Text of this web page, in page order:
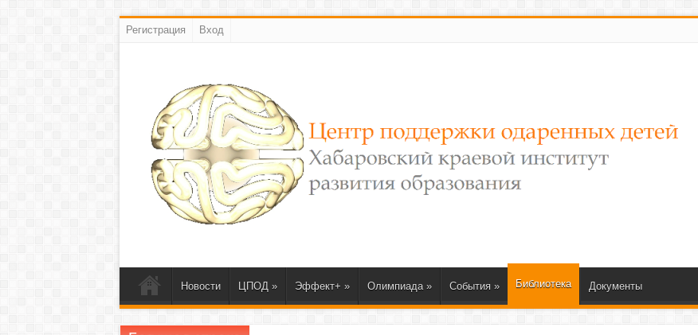
Регистрация Вход
Новости ЦПОД » Эффект+ » Олимпиада » События » Библиотека Документы